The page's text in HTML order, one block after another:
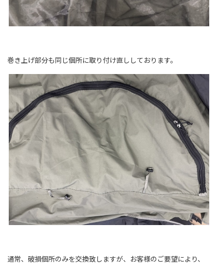
巻き上げ部分も同じ個所に取り付け直ししております。
通常、破損個所のみを交換致しますが、お客様のご要望により、